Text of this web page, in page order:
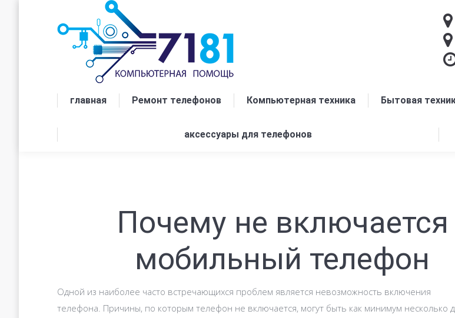
главная Ремонт телефонов Компьютерная техника Бытовая
аксессуары для телефонов
Почему не включается
мобильный телефон
Одной из наиболее часто встречающихся проблем является невозможность включения
телефона. Причины, по которым телефон не включается, могут быть как минимум несколько